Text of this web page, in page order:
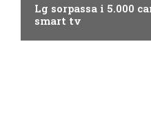
Lg sorpassa i 5.000
smart tv